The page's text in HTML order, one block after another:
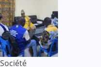
Société